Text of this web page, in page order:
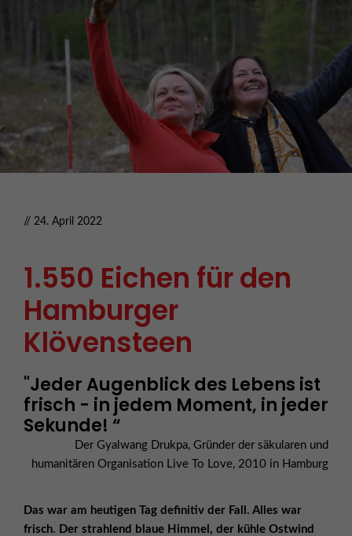
// 24. April 2022
1.550 Eichen für den
Hamburger
Klövensteen
"Jeder Augenblick des Lebens ist
frisch - in jedem Moment, in jeder
Sekunde! “
Der Gyalwang Drukpa, Gründer der säkularen und
humanitären Organisation Live To Love, 2010 in Hamburg
Das war am heutigen Tag definitiv der Fall. Alles war
frisch. Der strahlend blaue Himmel, der kühle Ostwind